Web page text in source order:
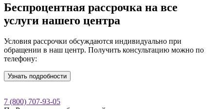
Беспроцентная рассрочка на все
услуги нашего центра
Условия рассрочки обсуждаются индивидуально при
обращении в наш центр. Получить консультацию можно по
телефону:
Узнать подробности
7 (800) 707-93-05